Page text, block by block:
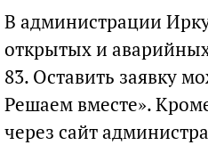
В администрации
открытых и
83. Оставить заявку
Решаем вместе».
через сайт